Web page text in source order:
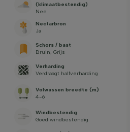
(klimaatbestendig)
Nee
Nectarbron
Ja
Schors / bast
Bruin, Grijs
Verharding
Verdraagt halfverharding
Volwassen breedte (m)
4-6
Windbestendig
Goed windbestendig